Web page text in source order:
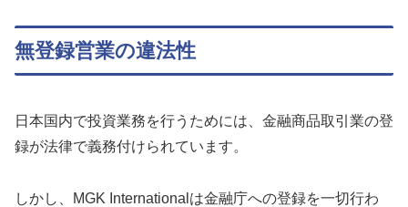
無登録営業の違法性
日本国内で投資業務を行うためには、金融商品取引業の登
録が法律で義務付けられています。
しかし、MGK Internationalは金融庁への登録を一切行わ